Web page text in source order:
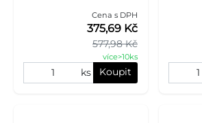
Cena s DPH
577,98 Kč
375,69 Kč
více>10ks
ks Koupit